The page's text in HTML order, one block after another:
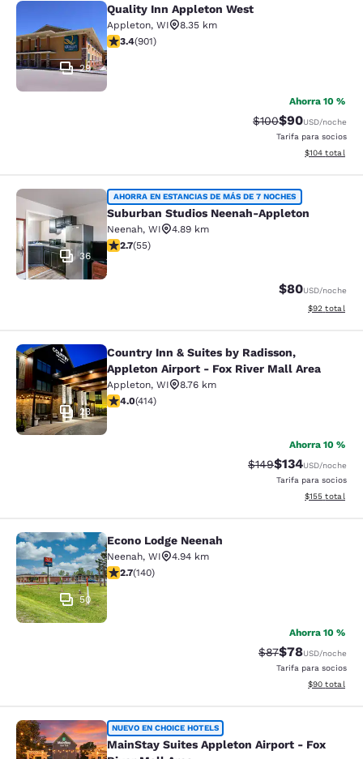
Quality Inn Appleton West
29
Quality Inn Appleton West
Appleton, WI
8.35 km
calificación de 3.41 estrellas. Bueno. 901 reseñas
3.4(901)
Ahorra 10 %
Precio tachado:
$100Precio con
$90USD/noche
Tarifa para socios
Ver detalles
$104 total
Suburban Studios Neenah-Appleton
36
AHORRA EN ESTANCIAS DE MÁS DE 7 NOCHES
Suburban Studios Neenah-Appleton
Neenah, WI
4.89 km
calificación de 2.71 estrellas. Feria. 55 reseñas
2.7(55)
$80USD/noche
Ver detalles
$92 total
Country Inn & Suites by Radisson,
23
Country Inn & Suites by Radisson,
Appleton Airport - Fox River Mall Area
Appleton, WI
8.76 km
calificación de 3.96 estrellas. Bueno. 414 reseñas
4.0(414)
Ahorra 10 %
Precio tachado:
$149Precio con
$134USD/noche
Tarifa para socios
Ver detalles
$155 total
Econo Lodge Neenah
50
Econo Lodge Neenah
Neenah, WI
4.94 km
calificación de 2.7 estrellas. Feria. 140 reseñas
2.7(140)
Ahorra 10 %
Precio tachado:
$87Precio con
$78USD/noche
Tarifa para socios
Ver detalles
$90 total
MainStay Suites Appleton Airport -
NUEVO EN CHOICE HOTELS
MainStay Suites Appleton Airport - Fox